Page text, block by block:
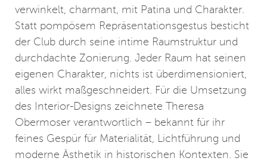
verwinkelt, charmant, mit Patina und Charakter.
Statt pompösem Repräsentationsgestus besticht
der Club durch seine intime Raumstruktur und
durchdachte Zonierung. Jeder Raum hat seinen
eigenen Charakter, nichts ist überdimensioniert,
alles wirkt maßgeschneidert. Für die Umsetzung
des Interior-Designs zeichnete Theresa
Obermoser verantwortlich – bekannt für ihr
feines Gespür für Materialität, Lichtführung und
moderne Ästhetik in historischen Kontexten. Sie